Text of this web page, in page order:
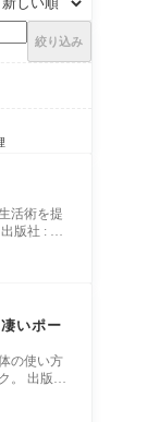
絞り込み
活術を提
版社 : 宝
12/11
いポー
の使い方
。 出版社 :
11/17